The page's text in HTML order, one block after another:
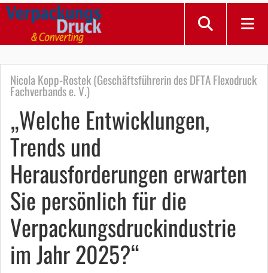
Nicola Kopp-Rostek (Geschäftsführerin des DFTA Flexodruck
Fachverbands e. V.)
„Welche Entwicklungen,
Trends und
Herausforderungen erwarten
Sie persönlich für die
Verpackungsdruckindustrie
im Jahr 2025?“